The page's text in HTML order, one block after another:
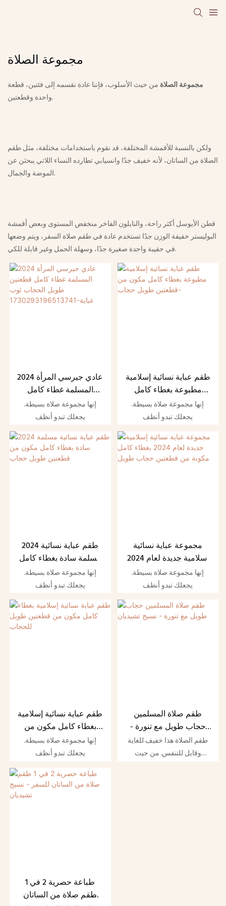
مجموعة الصلاة
مجموعة الصلاة من حيث الأسلوب، فإننا عادة نقسمه إلى فئتين، قطعة
واحدة وقطعتين.
ولكن بالنسبة للأقمشة المختلفة، قد نقوم باستخدامات مختلفة، مثل طقم
الصلاة من الساتان، لأنه خفيف جدًا وانسيابي تطارده النساء اللاتي يبحثن عن
الموضة والجمال.
قطن الأيوسل أكثر راحة، والنايلون الفاخر منخفض المستوى وبعض أقمشة
البوليستر خفيفة الوزن جدًا تستخدم عادة في طقم صلاة السفر، ويتم وضعها
في حقيبة واحدة صغيرة جدًا، وسهلة الحمل وغير قابلة للكي.
2024 عادي جيرسي المرأة
المسلمة غطاء كامل
قطعتين طويل الحجاب
ثوب
إنها مجموعة صلاة بسيطة.
يجعلك تبدو أنظف
طقم عباية نسائية إسلامية
مطبوعة بغطاء كامل
مكون من قطعتين طويل
حجاب-
إنها مجموعة صلاة بسيطة.
يجعلك تبدو أنظف
2024 طقم عباية نسائية
مسلمة سادة بغطاء كامل
مكون من قطعتين طويل
حجاب
إنها مجموعة صلاة بسيطة.
يجعلك تبدو أنظف
مجموعة عباية نسائية
إسلامية جديدة لعام 2024
بغطاء كامل مكونة من
قطعتين حجاب طويل
إنها مجموعة صلاة بسيطة.
يجعلك تبدو أنظف
طقم عباية نسائية إسلامية
بغطاء كامل مكون من
قطعتين طويل للحجاب
إنها مجموعة صلاة بسيطة.
يجعلك تبدو أنظف
طقم صلاة المسلمين
حجاب طويل مع تنورة -
نسيج تشيديان
طقم الصلاة هذا خفيف للغاية
وقابل للتنفس. من حيث
طباعة حصرية 2 في 1
طقم صلاة من الساتان